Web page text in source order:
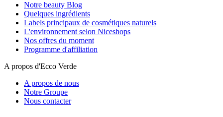
Notre beauty Blog
Quelques ingrédients
Labels principaux de cosmétiques naturels
L'environnement selon Niceshops
Nos offres du moment
Programme d'affiliation
A propos d'Ecco Verde
A propos de nous
Notre Groupe
Nous contacter